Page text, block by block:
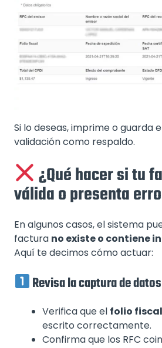
Si lo deseas, imprime o guarda
validación como respaldo.
¿Qué hacer si tu
válida o presenta
En algunos casos, el sistema
factura no existe o contiene
Aquí te decimos cómo actuar:
Revisa la captura de datos
Verifica que el folio
escrito correctamente.
Confirma que los RFC